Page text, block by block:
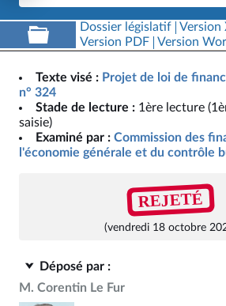
Dossier législatif Version
Version PDF
Version
Texte visé : Projet de loi de
n° 324
Stade de lecture : 1ère lecture
saisie)
Examiné par : Commission des
l'économie générale et du contrôle
REJETÉ
(vendredi 18 octobre
Déposé par :
M. Corentin Le Fur